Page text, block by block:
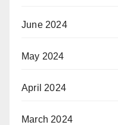
June 2024
May 2024
April 2024
March 2024